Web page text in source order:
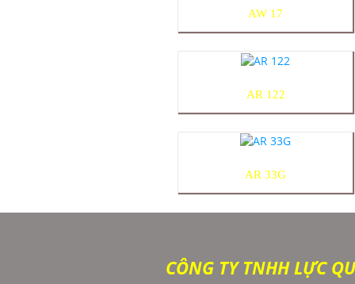
AW 17
AR 122
AR 33G
CÔNG TY TNHH LỰC